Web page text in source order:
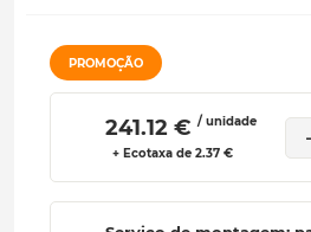
PROMOÇÃO
241.12 € / unidade
+ Ecotaxa de 2.37 €
-